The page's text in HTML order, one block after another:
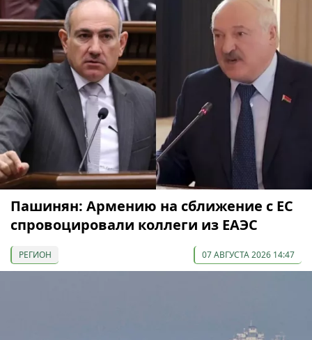
Пашинян: Армению на сближение с ЕС
спровоцировали коллеги из ЕАЭС
РЕГИОН 07 АВГУСТА 2026 14:47